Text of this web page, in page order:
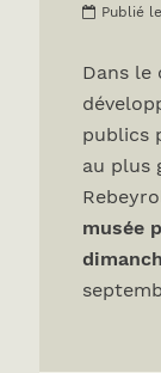
Publié
Dans le
publics
au plus
musée